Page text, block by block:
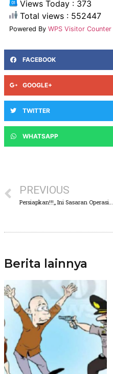
Views Today : 373
Total views : 552447
Powered By WPS Visitor Counter
FACEBOOK
GOOGLE+
TWITTER
WHATSAPP
PREVIOUS
Persiapkan!!!,, Ini Sasaran Operasi Patuh Semeru 2022 di Pasuruan
Berita lainnya